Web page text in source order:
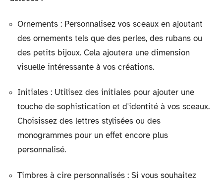
Ornements : Personnalisez vos sceaux en ajoutant
des ornements tels que des perles, des rubans ou
des petits bijoux. Cela ajoutera une dimension
visuelle intéressante à vos créations.
Initiales : Utilisez des initiales pour ajouter une
touche de sophistication et d'identité à vos sceaux.
Choisissez des lettres stylisées ou des
monogrammes pour un effet encore plus
personnalisé.
Timbres à cire personnalisés : Si vous souhaitez